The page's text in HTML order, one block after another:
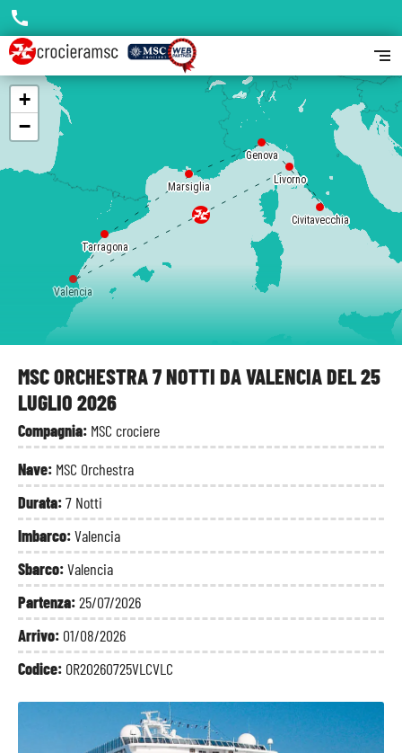
MSC ORCHESTRA 7 NOTTI DA VALENCIA DEL 25
LUGLIO 2026
Compagnia: MSC crociere
Nave: MSC Orchestra
Durata:7 Notti
Imbarco:Valencia
Sbarco:Valencia
Partenza:25/07/2026
Arrivo: 01/08/2026
Codice: OR20260725VLCVLC
Valencia
Livorno
Civitavecchia
Genova
Marsiglia
Tarragona
+
−
call
segment